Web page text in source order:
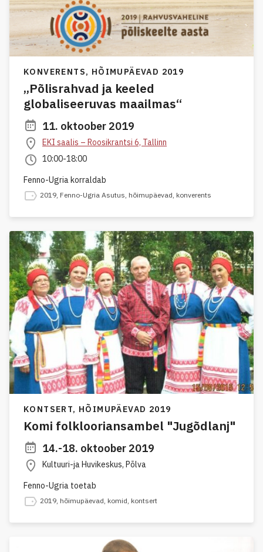
KONVERENTS, HÕIMUPÄEVAD 2019
„Põlisrahvad ja keeled
globaliseeruvas maailmas“
11. oktoober 2019
EKI saalis – Roosikrantsi 6, Tallinn
10:00-18:00
Fenno-Ugria korraldab
2019 Fenno-Ugria Asutus hõimupäevad konverents
KONTSERT, HÕIMUPÄEVAD 2019
Komi folklooriansambel "Jugõdlanj"
14.-18. oktoober 2019
Kultuuri-ja Huvikeskus, Põlva
Fenno-Ugria toetab
2019 hõimupäevad komid kontsert